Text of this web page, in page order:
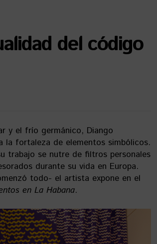
del código
y el frío germánico, Diango
la fortaleza de elementos simbólicos.
trabajo se nutre de filtros personales
durante su vida en Europa.
todo- el artista expone en el
en La Habana.